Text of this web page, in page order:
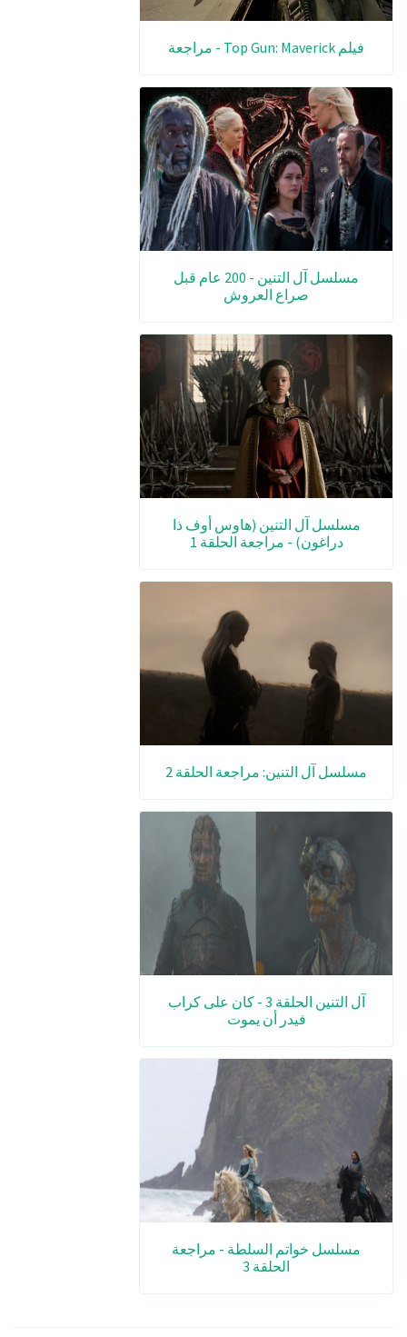
فيلم Top Gun: Maverick - مراجعة
مسلسل آل التنين - 200 عام قبل
صراع العروش
مسلسل آل التنين (هاوس أوف ذا
دراغون) - مراجعة الحلقة 1
مسلسل آل التنين: مراجعة الحلقة 2
آل التنين الحلقة 3 - كان على كراب
فيدر أن يموت
مسلسل خواتم السلطة - مراجعة
الحلقة 3